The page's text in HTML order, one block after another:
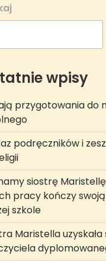
wpisy
przygotowania do
podręczników i
siostrę
pracy kończy swoją
szkole
Maristella